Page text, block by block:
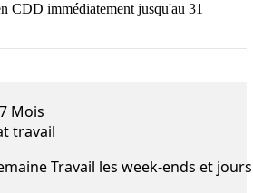
CDD immédiatement jusqu'au 31
Mois
travail
Travail les week-ends et jours